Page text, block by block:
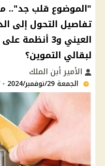
"الموضوع قلب جد"..
تفاصيل التحول إلى
العيني و3
لبقالي التموين؟
الأمير أبن الملك
الجمعة 29/نوفمبر/2024 - 09:27 م